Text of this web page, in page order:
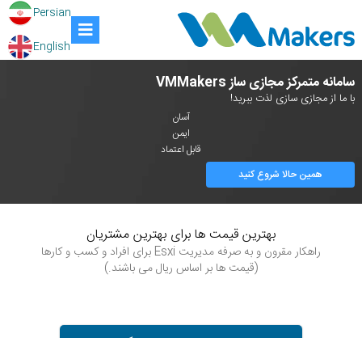
Persian
English
سامانه متمرکز مجازی ساز VMMakers
با ما از مجازی سازی لذت ببرید!
آسان
ایمن
قابل اعتماد
همین حالا شروع کنید
بهترین قیمت ها برای بهترین مشتریان
راهکار مقرون و به صرفه مدیریت Esxi برای افراد و کسب و کارها
(قیمت ها بر اساس ریال می باشند.)